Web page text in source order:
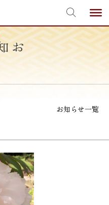
お知らせ一覧